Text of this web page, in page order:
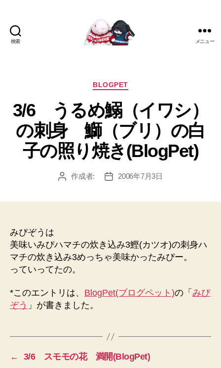
検索
ぴ
う
Blog
メニュー
カ
ゴ
リ
ー
BLOGPET
3/6 うるめ鰯（イワシ）
の刺身 鰤（ブリ）の白
子の照り焼き(BlogPet)
投 作成者:
投
2006年7月3日
みぴぞうは
美味いみぴハマチの炊き込み3鰹(カツオ)の刺身ハ
マチの炊き込み3めっちゃ美味かったみぴー。
っていってたの。
*このエントリは、 BlogPet(ブログペット)の「 みぴ
ぞう 」が書きました。
←
3/6 スモモの花 満開(BlogPet)